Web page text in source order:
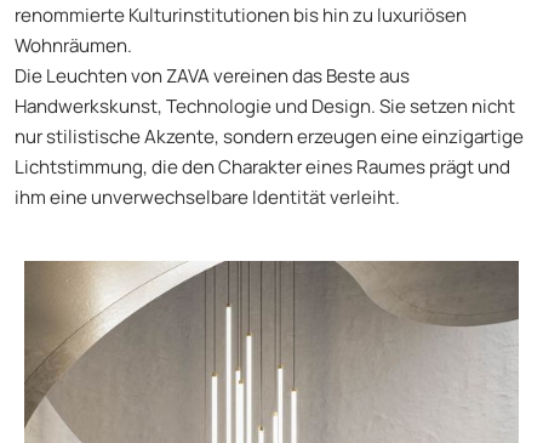
renommierte Kulturinstitutionen bis hin zu luxuriösen
Wohnräumen.
Die Leuchten von ZAVA vereinen das Beste aus
Handwerkskunst, Technologie und Design. Sie setzen nicht
nur stilistische Akzente, sondern erzeugen eine einzigartige
Lichtstimmung, die den Charakter eines Raumes prägt und
ihm eine unverwechselbare Identität verleiht.